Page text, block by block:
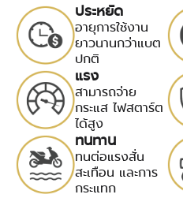
ประหยัด
อายุการใช้งาน
ยาวนานกว่าแบต
ปกติ
แรง
สามารถจ่าย
กระแส ไฟสตาร์ต
ได้สูง
ทนทาน
ทนต่อแรงสั่น
สะเทือน และการ
กระแทก